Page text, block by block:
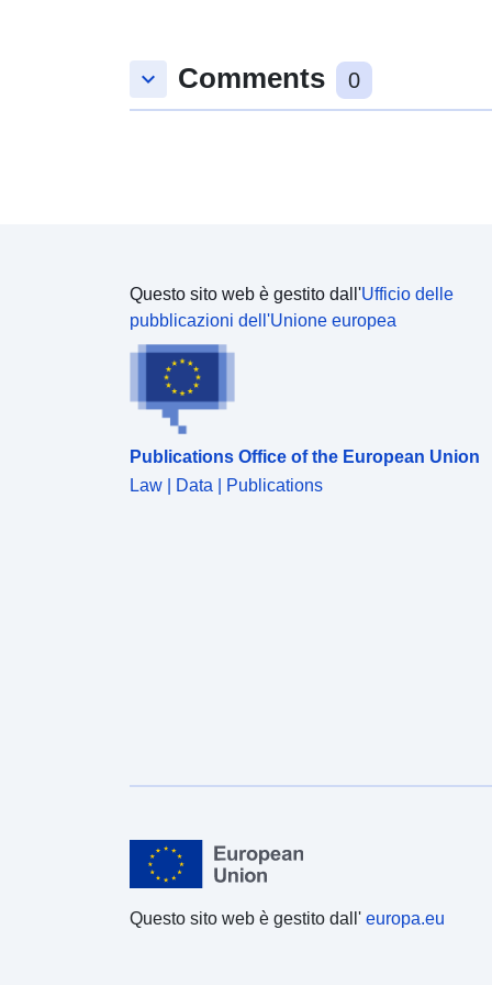
keyboard_arrow_down Comments 0
Questo sito web è gestito dall'Ufficio delle
pubblicazioni dell'Unione europea
Publications Office of the European Union
Law | Data | Publications
Questo sito web è gestito dall' europa.eu